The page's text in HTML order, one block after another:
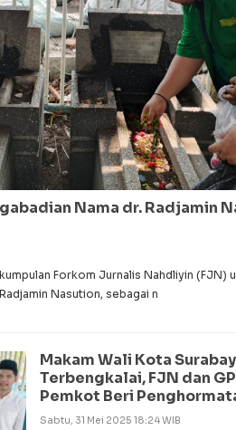
Nama dr. Radjamin
Forkom Jurnalis Nahdliyin (FJN)
Nasution, sebagai n
Makam Wali Kota
Terbengkalai, FJN dan
Pemkot Beri
Sabtu, 31 Mei 2025 18:24 WIB